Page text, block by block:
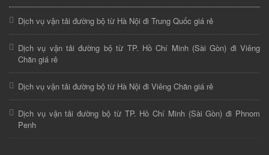
Dịch vụ vận tải đường bộ từ Hà Nội đi Trung Quốc giá rẻ
Dịch vụ vận tải đường bộ từ TP. Hồ Chí Minh (Sài Gòn) đi Viêng
Chăn giá rẻ
Dịch vụ vận tải đường bộ từ Hà Nội đi Viêng Chăn giá rẻ
Dịch vụ vận tải đường bộ từ TP. Hồ Chí Minh (Sài Gòn) đi Phnom
Penh